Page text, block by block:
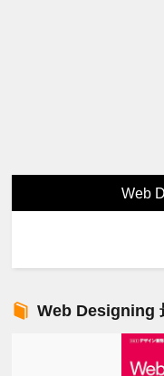
Web
Web Designing